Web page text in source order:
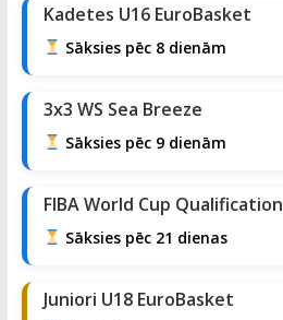
Kadetes U16 EuroBasket
Sāksies pēc 8 dienām
3x3 WS Sea Breeze
Sāksies pēc 9 dienām
FIBA World Cup Qualification
Sāksies pēc 21 dienas
Juniori U18 EuroBasket